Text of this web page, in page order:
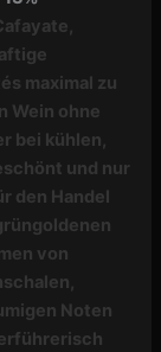
maximal zu
Wein ohne
bei kühlen,
und nur
den Handel
von
Noten